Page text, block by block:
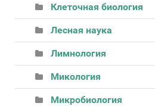
Клеточная биология
Лесная наука
Лимнология
Микология
Микробиология